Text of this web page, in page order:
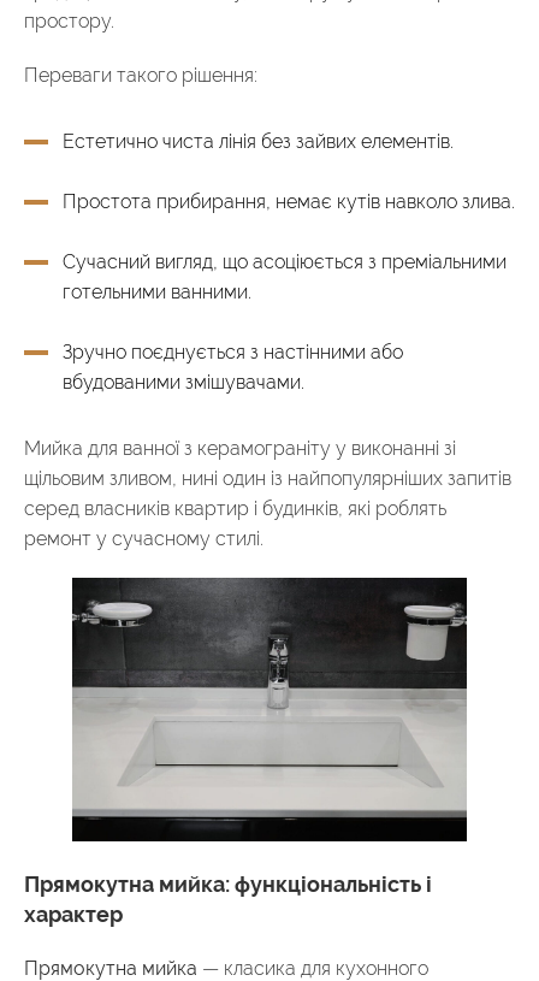
простору.
Переваги такого рішення:
Естетично чиста лінія без зайвих елементів.
Простота прибирання, немає кутів навколо злива.
Сучасний вигляд, що асоціюється з преміальними
готельними ванними.
Зручно поєднується з настінними або
вбудованими змішувачами.
Мийка для ванної з керамограніту у виконанні зі
щільовим зливом, нині один із найпопулярніших запитів
серед власників квартир і будинків, які роблять
ремонт у сучасному стилі.
Прямокутна мийка: функціональність і
характер
Прямокутна мийка — класика для кухонного